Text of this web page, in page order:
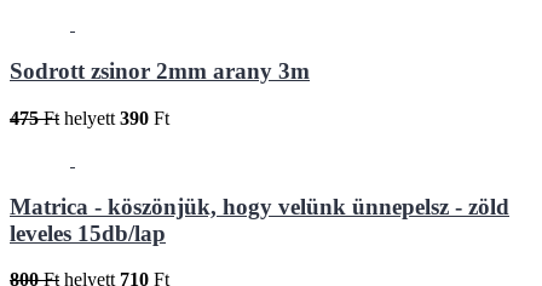
Sodrott zsinor 2mm arany 3m
475 Ft helyett 390 Ft
Matrica - köszönjük, hogy velünk ünnepelsz - zöld
leveles 15db/lap
800 Ft helyett 710 Ft